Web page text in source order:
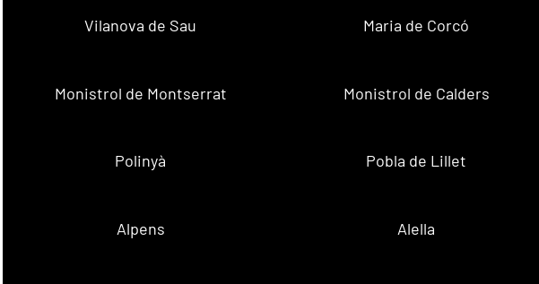
Vilanova de Sau Maria de Corcó
Monistrol de Montserrat Monistrol de Calders
Polinyà Pobla de Lillet
Alpens Alella